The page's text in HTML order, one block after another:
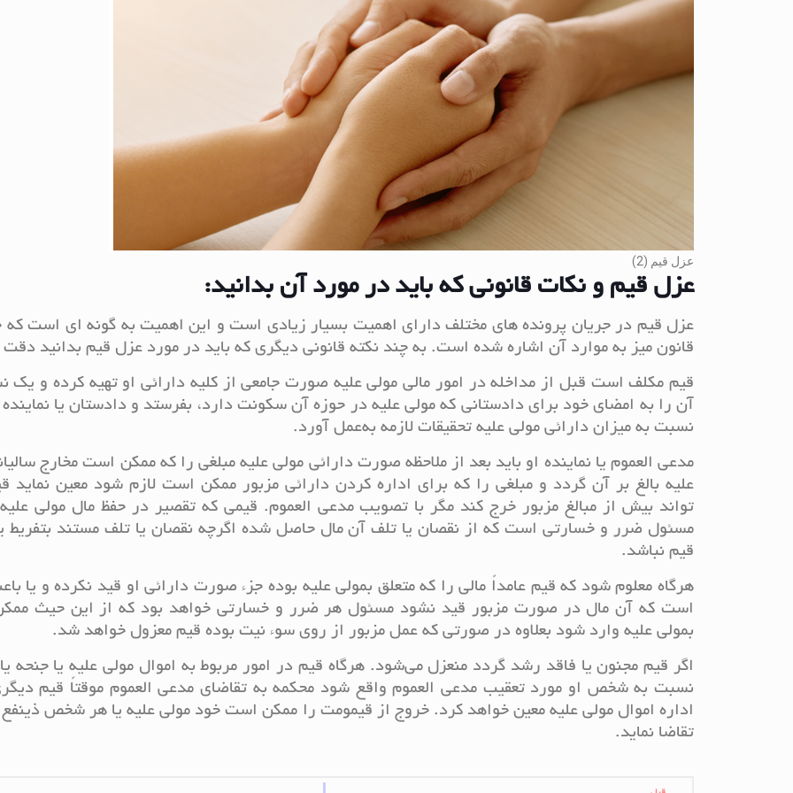
عزل قیم (2)
عزل قیم و نکات قانونی که باید در مورد آن بدانید:
عزل قیم در جریان پرونده های مختلف دارای اهمیت بسیار زیادی است و این اهمیت به گونه ای است که
قانون میز به موارد آن اشاره شده است. به چند نکته قانونی دیگری که باید در مورد عزل قیم بدانید دقت
قیم مکلف است قبل از مداخله در امور مالی مولی علیه صورت جامعی از کلیه دارائی او تهیه کرده و یک
آن را به امضای خود برای دادستانی که مولی علیه در حوزه آن سکونت دارد، بفرستد و دادستان یا نماینده
نسبت به میزان دارائی مولی علیه تحقیقات لازمه به‌عمل آورد.
مدعی‌ العموم یا نماینده او باید بعد از ملاحظه صورت دارائی مولی‌ علیه مبلغی را که ممکن است مخارج
علیه بالغ بر آن‌ گردد و مبلغی را که برای اداره کردن دارائی مزبور ممکن است لازم شود معین نماید
تواند بیش از مبالغ مزبور خرج کند مگر با تصویب‌ مدعی‌ العموم. قیمی که تقصیر در حفظ مال مولی‌ علیه
مسئول ضرر و خسارتی است که از نقصان یا تلف آن مال حاصل شده اگرچه نقصان یا‌ تلف مستند بتفریط
قیم نباشد.
هرگاه معلوم شود که قیم عامداً مالی را که متعلق بمولی‌ علیه بوده جزء صورت دارائی او قید نکرده و یا
است که آن مال ‌در صورت مزبور قید نشود مسئول هر ضرر و خسارتی خواهد بود که از این حیث
بمولی‌ علیه وارد شود بعلاوه در صورتی که عمل‌ مزبور از روی سوء نیت بوده قیم معزول خواهد شد.
اگر قیم مجنون یا فاقد رشد گردد منعزل می‌شود. هرگاه قیم در امور مربوط به اموال مولی علیه یا جنحه
نسبت به شخص او مورد تعقیب مدعی‌ العموم واقع شود محکمه به تقاضای مدعی‌ العموم موقتاً قیم
اداره اموال مولی‌ علیه معین خواهد کرد. خروج از قیمومت را ممکن است خود مولی علیه یا هر شخص
تقاضا نماید.